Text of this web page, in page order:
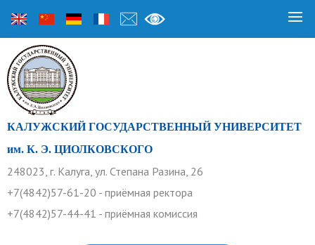
КАЛУЖСКИЙ ГОСУДАРСТВЕННЫЙ УНИВЕРСИТЕТ
им. К. Э. ЦИОЛКОВСКОГО
248023, г. Калуга, ул. Степана Разина, 26
+7(4842)57-61-20 - приёмная ректора
+7(4842)57-44-41 - приёмная комиссия